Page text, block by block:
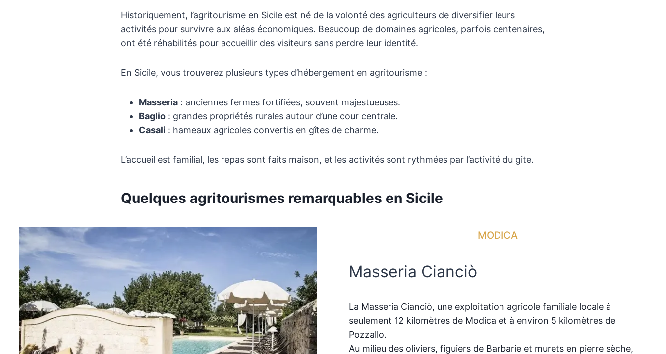
Historiquement, l’agritourisme en Sicile est né de la volonté des agriculteurs de diversifier leurs
activités pour survivre aux aléas économiques. Beaucoup de domaines agricoles, parfois centenaires,
ont été réhabilités pour accueillir des visiteurs sans perdre leur identité.
En Sicile, vous trouverez plusieurs types d’hébergement en agritourisme :
Masseria: anciennes fermes fortifiées, souvent majestueuses.
Baglio: grandes propriétés rurales autour d’une cour centrale.
Casali : hameaux agricoles convertis en gîtes de charme.
L’accueil est familial, les repas sont faits maison, et les activités sont rythmées par l’activité du gite.
Quelques agritourismes remarquables en Sicile
MODICA
Masseria Cianciò
La Masseria Cianciò, une exploitation agricole familiale locale à
seulement 12 kilomètres de Modica et à environ 5 kilomètres de
Pozzallo.
Au milieu des oliviers, figuiers de Barbarie et murets en pierre sèche,